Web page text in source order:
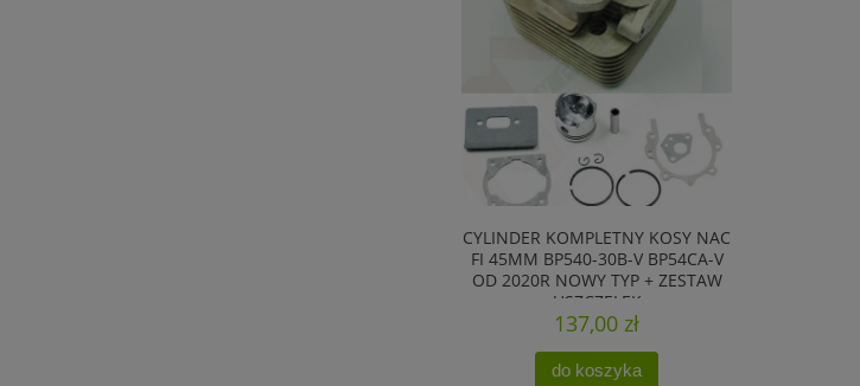
CYLINDER KOMPLETNY KOSY NAC
FI 45MM BP540-30B-V BP54CA-V
OD 2020R NOWY TYP + ZESTAW
USZCZELEK
137,00 zł
do koszyka